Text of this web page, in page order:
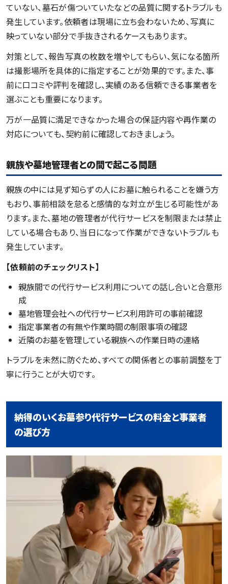
ていない、墓石が傷ついていたなどの品質に関するトラブルも
発生しています。依頼者は現場に立ち会わないため、写真に
映っていない部分で手抜きされるケースもあります。
対策として、報告写真の枚数を増やしてもらい、気になる箇所
は撮影場所を具体的に指定することが効果的です。また、事
前に口コミや評判を確認し、実績のある信頼できる事業者を
選ぶことも重要になります。
万が一品質に満足できなかった場合の保証内容や再作業の
対応についても、契約前に確認しておきましょう。
親族や墓地管理者との間で起こる問題
親族の中には見ず知らずの人にお墓に触られることを嫌う方
もおり、事前相談を怠ると感情的な対立が生じる可能性があ
ります。また、墓地の管理者が代行サービスを制限または禁止
している場合もあり、当日になって作業ができないトラブルも
発生しています。
【依頼前のチェックリスト】
親族間での代行サービス利用についての話し合いと合意形
成
墓地管理会社への代行サービス利用許可の事前確認
指定事業者の有無や作業時間の制限事項の確認
近隣のお墓を管理している親族への作業日時の連絡
トラブルを未然に防ぐため、すべての関係者との事前調整を丁
寧に行うことが大切です。
納得のいくお墓参り代行サービスの料金と事業者
の選び方